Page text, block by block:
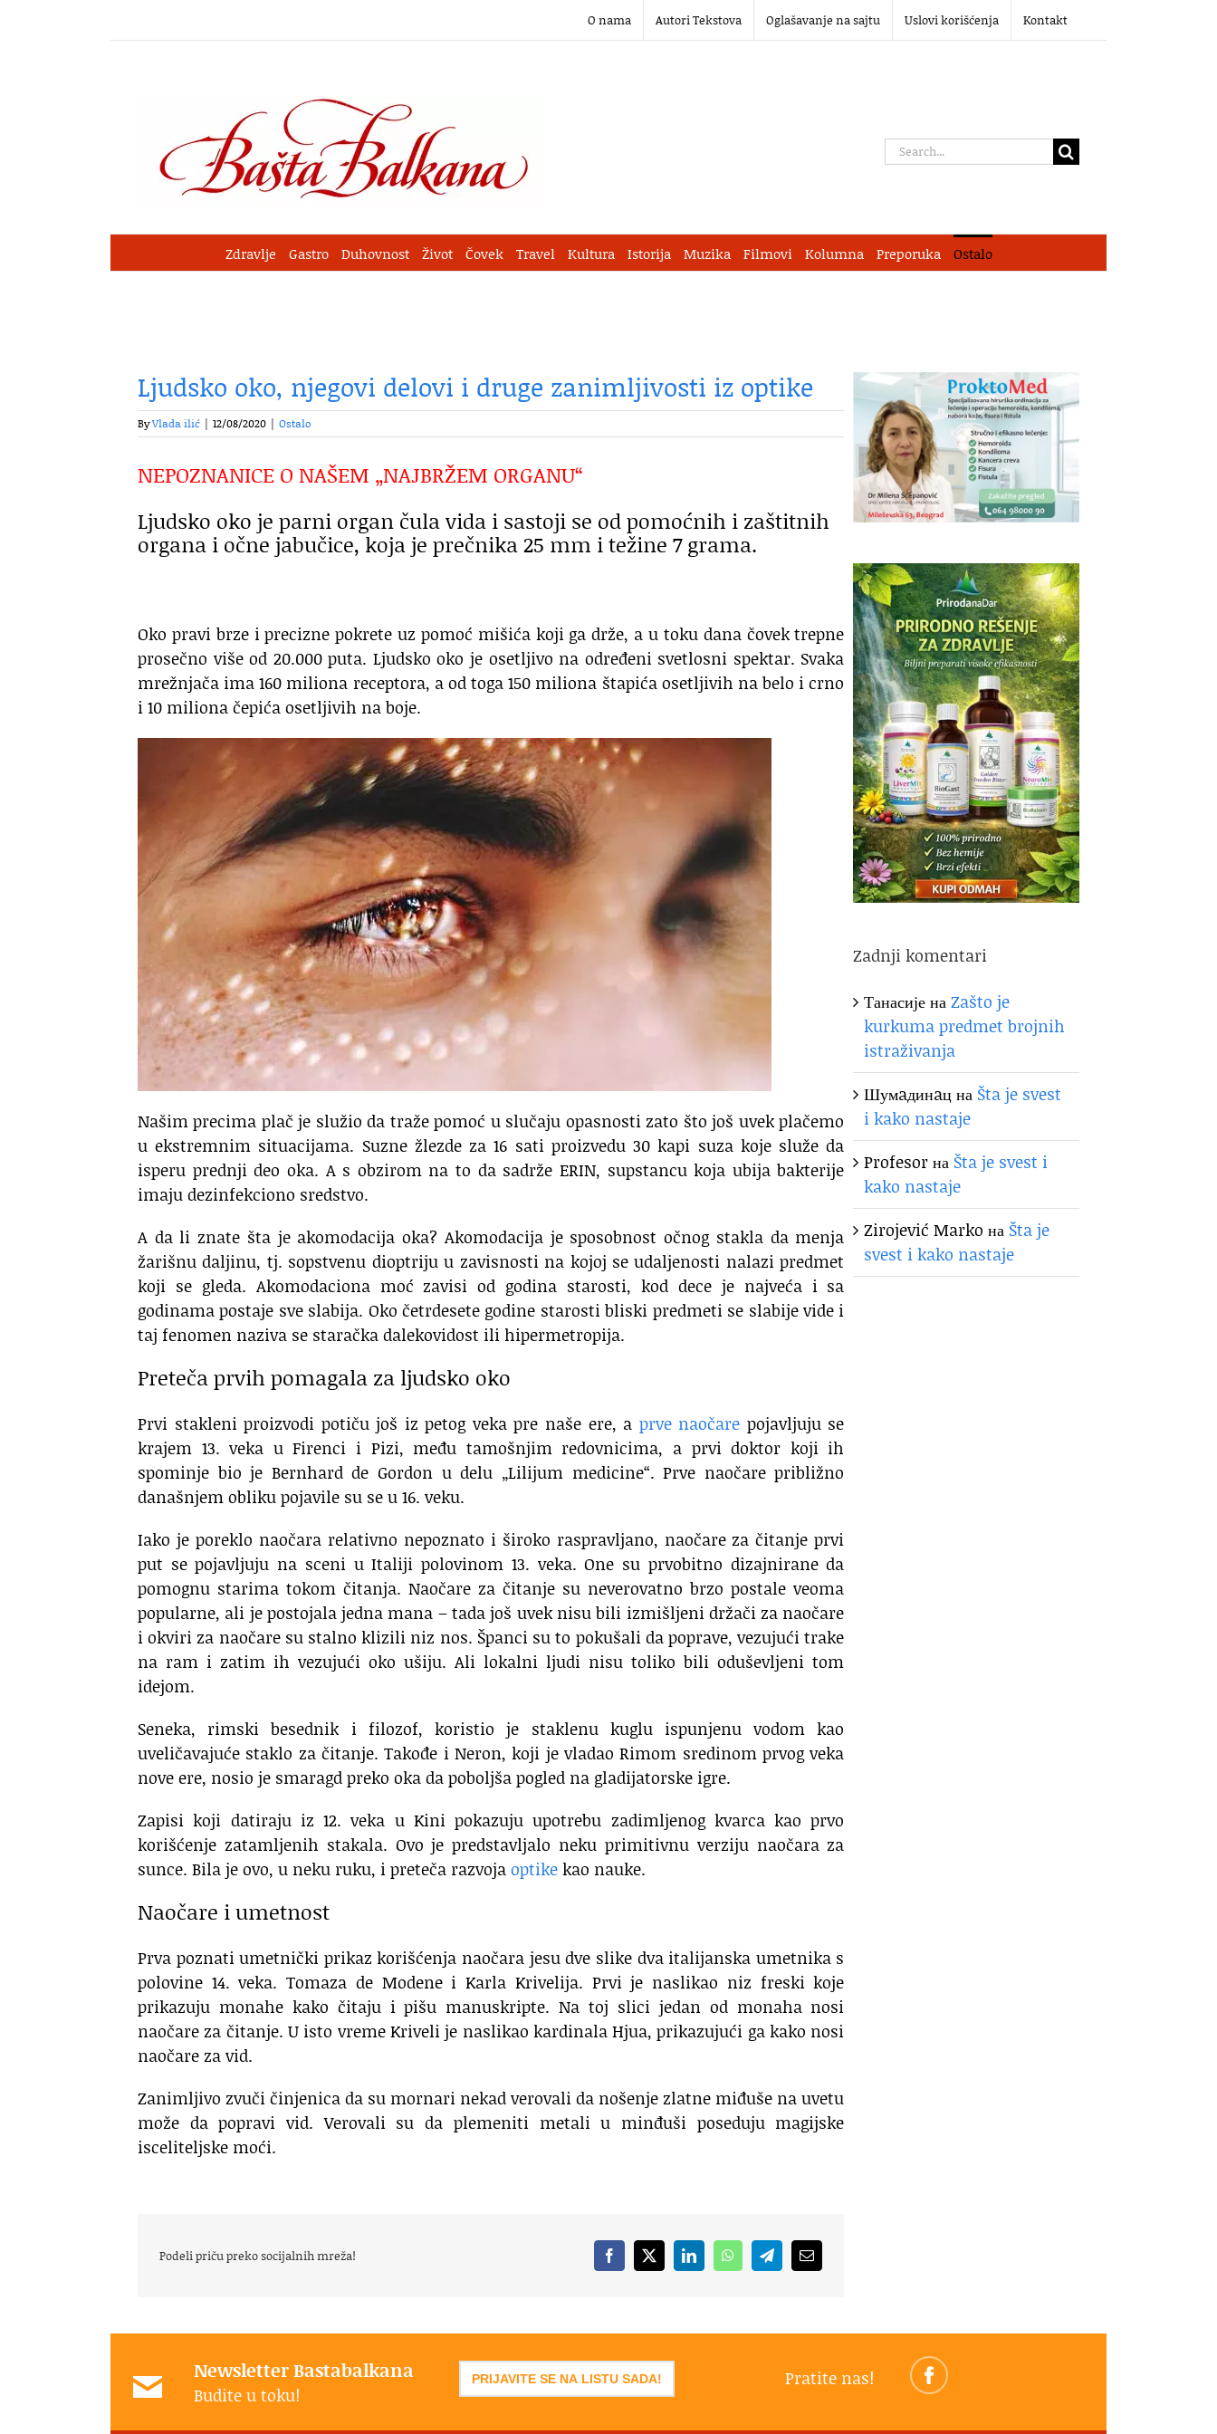
O nama Autori Tekstova Oglašavanje na sajtu Uslovi korišćenja Kontakt
Search
Zdravlje Gastro Duhovnost Život Čovek Travel Kultura Istorija Muzika Filmovi Kolumna Preporuka Ostalo
Ljudsko oko, njegovi delovi i druge zanimljivosti iz optike
ByVlada ilić | 12/08/2020 | Ostalo
NEPOZNANICE O NAŠEM „NAJBRŽEM ORGANU“
Ljudsko oko je parni organ čula vida i sastoji se od pomoćnih i zaštitnih
organa i očne jabučice, koja je prečnika 25 mm i težine 7 grama.
Oko pravi brze i precizne pokrete uz pomoć mišića koji ga drže, a u toku dana čovek trepne
prosečno više od 20.000 puta. Ljudsko oko je osetljivo na određeni svetlosni spektar. Svaka
mrežnjača ima 160 miliona receptora, a od toga 150 miliona štapića osetljivih na belo i crno
i 10 miliona čepića osetljivih na boje.
Našim precima plač je služio da traže pomoć u slučaju opasnosti zato što još uvek plačemo
u ekstremnim situacijama. Suzne žlezde za 16 sati proizvedu 30 kapi suza koje služe da
isperu prednji deo oka. A s obzirom na to da sadrže ERIN, supstancu koja ubija bakterije
imaju dezinfekciono sredstvo.
A da li znate šta je akomodacija oka? Akomodacija je sposobnost očnog stakla da menja
žarišnu daljinu, tj. sopstvenu dioptriju u zavisnosti na kojoj se udaljenosti nalazi predmet
koji se gleda. Akomodaciona moć zavisi od godina starosti, kod dece je najveća i sa
godinama postaje sve slabija. Oko četrdesete godine starosti bliski predmeti se slabije vide i
taj fenomen naziva se staračka dalekovidost ili hipermetropija.
Preteča prvih pomagala za ljudsko oko
Prvi stakleni proizvodi potiču još iz petog veka pre naše ere, a prve naočare pojavljuju se
krajem 13. veka u Firenci i Pizi, među tamošnjim redovnicima, a prvi doktor koji ih
spominje bio je Bernhard de Gordon u delu „Lilijum medicine“. Prve naočare približno
današnjem obliku pojavile su se u 16. veku.
Iako je poreklo naočara relativno nepoznato i široko raspravljano, naočare za čitanje prvi
put se pojavljuju na sceni u Italiji polovinom 13. veka. One su prvobitno dizajnirane da
pomognu starima tokom čitanja. Naočare za čitanje su neverovatno brzo postale veoma
popularne, ali je postojala jedna mana – tada još uvek nisu bili izmišljeni držači za naočare
i okviri za naočare su stalno klizili niz nos. Španci su to pokušali da poprave, vezujući trake
na ram i zatim ih vezujući oko ušiju. Ali lokalni ljudi nisu toliko bili oduševljeni tom
idejom.
Seneka, rimski besednik i filozof, koristio je staklenu kuglu ispunjenu vodom kao
uveličavajuće staklo za čitanje. Takođe i Neron, koji je vladao Rimom sredinom prvog veka
nove ere, nosio je smaragd preko oka da poboljša pogled na gladijatorske igre.
Zapisi koji datiraju iz 12. veka u Kini pokazuju upotrebu zadimljenog kvarca kao prvo
korišćenje zatamljenih stakala. Ovo je predstavljalo neku primitivnu verziju naočara za
sunce. Bila je ovo, u neku ruku, i preteča razvojaoptikekao nauke.
Naočare i umetnost
Prva poznati umetnički prikaz korišćenja naočara jesu dve slike dva italijanska umetnika s
polovine 14. veka. Tomaza de Modene i Karla Krivelija. Prvi je naslikao niz freski koje
prikazuju monahe kako čitaju i pišu manuskripte. Na toj slici jedan od monaha nosi
naočare za čitanje. U isto vreme Kriveli je naslikao kardinala Hjua, prikazujući ga kako nosi
naočare za vid.
Zanimljivo zvuči činjenica da su mornari nekad verovali da nošenje zlatne miđuše na uvetu
može da popravi vid. Verovali su da plemeniti metali u minđuši poseduju magijske
isceliteljske moći.
Podeli priču preko socijalnih mreža! Facebook
X LinkedInWhatsAppTelegramEmail
Zadnji komentari
ТанасијенаZašto je
kurkuma predmet brojnih
istraživanja
Шумaдинaцна Šta je svest
i kako nastaje
Profesorна Šta je svest i
kako nastaje
Zirojević Marko на Šta je
svest i kako nastaje
Newsletter Bastabalkana
Budite u toku!
PRIJAVITE SE NA LISTU SADA! Pratite nas!